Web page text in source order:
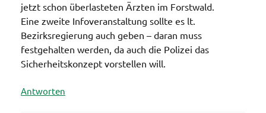
jetzt schon überlasteten Ärzten im Forstwald.
Eine zweite Infoveranstaltung sollte es lt.
Bezirksregierung auch geben – daran muss
festgehalten werden, da auch die Polizei das
Sicherheitskonzept vorstellen will.
Antworten